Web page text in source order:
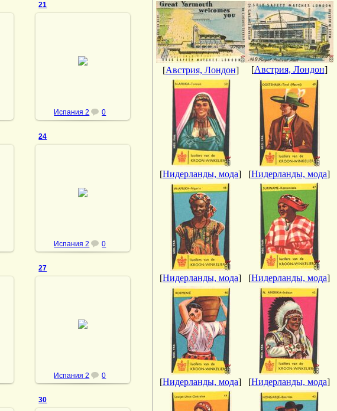
21
Испания 2 0
24
Испания 2 0
27
Испания 2 0
30
[Австрия, Лондон] [Австрия, Лондон]
[Нидерланды, мода] [Нидерланды, мода]
[Нидерланды, мода] [Нидерланды, мода]
[Нидерланды, мода] [Нидерланды, мода]